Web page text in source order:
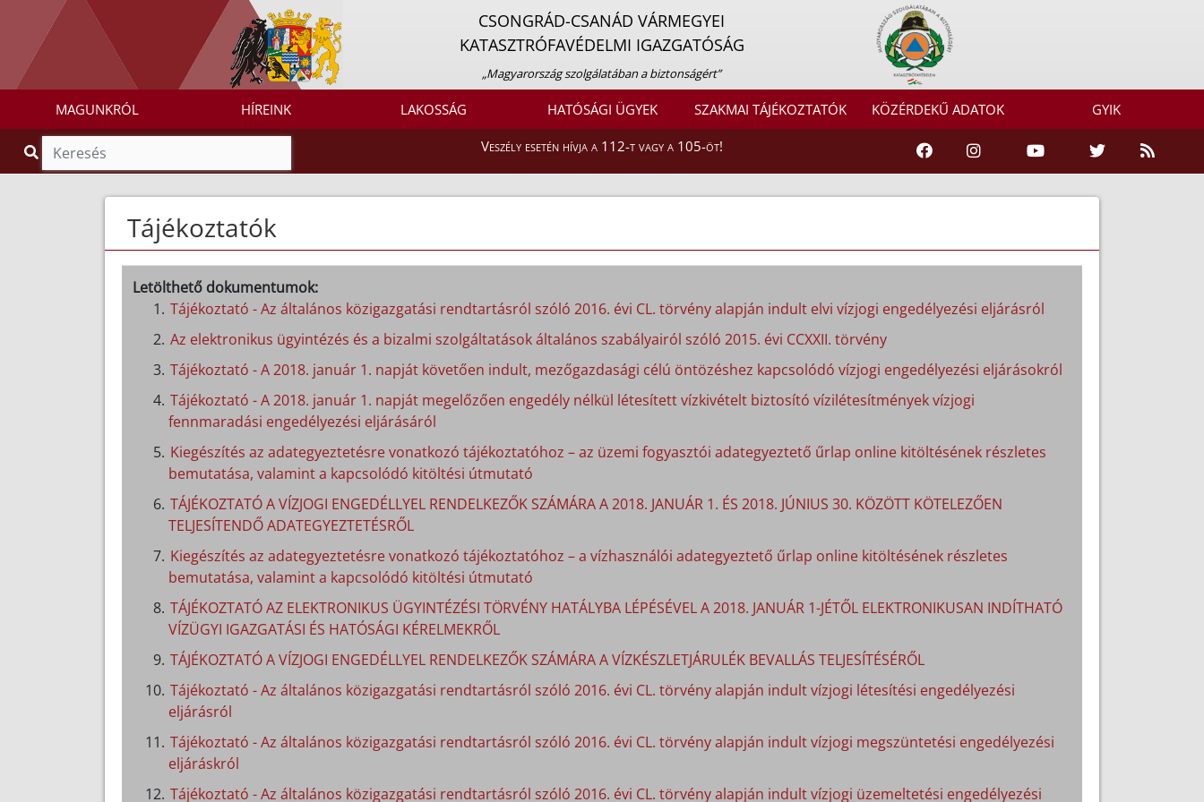
CSONGRÁD-CSANÁD VÁRMEGYEI
KATASZTRÓFAVÉDELMI IGAZGATÓSÁG
„Magyarország szolgálatában a biztonságért”
MAGUNKRÓL HÍREINK LAKOSSÁG HATÓSÁGI ÜGYEK SZAKMAI TÁJÉKOZTATÓK KÖZÉRDEKŰ ADATOK GYIK
Veszély esetén hívja a 112-t vagy a 105-öt!
Tájékoztatók
Letölthető dokumentumok:
Tájékoztató - Az általános közigazgatási rendtartásról szóló 2016. évi CL. törvény alapján indult elvi vízjogi engedélyezési eljárásról
Az elektronikus ügyintézés és a bizalmi szolgáltatások általános szabályairól szóló 2015. évi CCXXII. törvény
Tájékoztató - A 2018. január 1. napját követően indult, mezőgazdasági célú öntözéshez kapcsolódó vízjogi engedélyezési eljárásokról
Tájékoztató - A 2018. január 1. napját megelőzően engedély nélkül létesített vízkivételt biztosító vízilétesítmények vízjogi
fennmaradási engedélyezési eljárásáról
Kiegészítés az adategyeztetésre vonatkozó tájékoztatóhoz – az üzemi fogyasztói adategyeztető űrlap online kitöltésének részletes
bemutatása, valamint a kapcsolódó kitöltési útmutató
TÁJÉKOZTATÓ A VÍZJOGI ENGEDÉLLYEL RENDELKEZŐK SZÁMÁRA A 2018. JANUÁR 1. ÉS 2018. JÚNIUS 30. KÖZÖTT KÖTELEZŐEN
TELJESÍTENDŐ ADATEGYEZTETÉSRŐL
Kiegészítés az adategyeztetésre vonatkozó tájékoztatóhoz – a vízhasználói adategyeztető űrlap online kitöltésének részletes
bemutatása, valamint a kapcsolódó kitöltési útmutató
TÁJÉKOZTATÓ AZ ELEKTRONIKUS ÜGYINTÉZÉSI TÖRVÉNY HATÁLYBA LÉPÉSÉVEL A 2018. JANUÁR 1-JÉTŐL ELEKTRONIKUSAN INDÍTHATÓ
VÍZÜGYI IGAZGATÁSI ÉS HATÓSÁGI KÉRELMEKRŐL
TÁJÉKOZTATÓ A VÍZJOGI ENGEDÉLLYEL RENDELKEZŐK SZÁMÁRA A VÍZKÉSZLETJÁRULÉK BEVALLÁS TELJESÍTÉSÉRŐL
Tájékoztató - Az általános közigazgatási rendtartásról szóló 2016. évi CL. törvény alapján indult vízjogi létesítési engedélyezési
eljárásról
Tájékoztató - Az általános közigazgatási rendtartásról szóló 2016. évi CL. törvény alapján indult vízjogi megszüntetési engedélyezési
eljáráskról
Tájékoztató - Az általános közigazgatási rendtartásról szóló 2016. évi CL. törvény alapján indult vízjogi üzemeltetési engedélyezési